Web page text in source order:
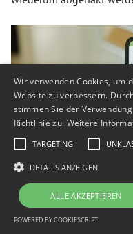
Wir verwenden Cookies, um
Website zu verbessern.
stimmen Sie der
Richtlinie zu. Weitere
TARGETING
DETAILS ANZEIGEN
ALLE AKZEPTIEREN
POWERED BY COOKIESCRIPT